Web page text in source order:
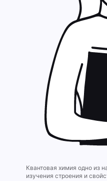
Квантовая химия одно из
изучения строения и